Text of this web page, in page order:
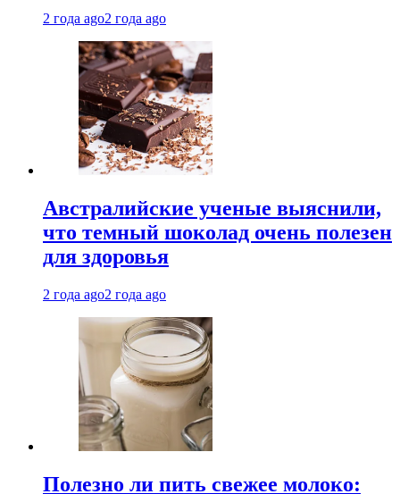
2 года ago2 года ago
Австралийские ученые выяснили,
что темный шоколад очень полезен
для здоровья
2 года ago2 года ago
Полезно ли пить свежее молоко: